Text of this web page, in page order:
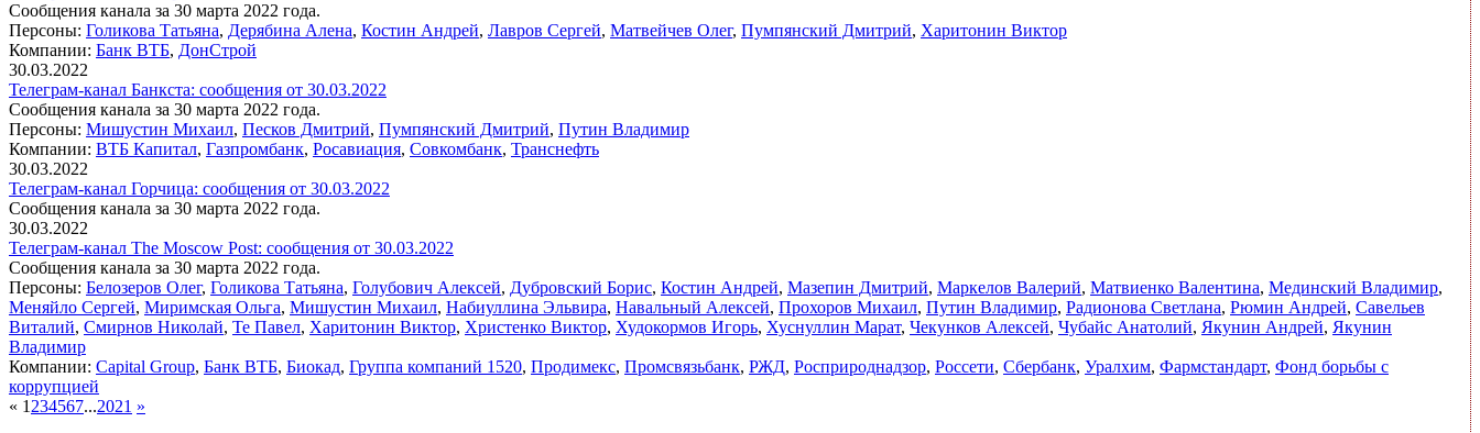
Сообщения канала за 30 марта 2022 года.
Персоны: Голикова Татьяна, Дерябина Алена, Костин Андрей, Лавров Сергей, Матвейчев Олег, Пумпянский Дмитрий, Харитонин Виктор
Компании: Банк ВТБ, ДонСтрой
30.03.2022
Телеграм-канал Банкста: сообщения от 30.03.2022
Сообщения канала за 30 марта 2022 года.
Персоны: Мишустин Михаил, Песков Дмитрий, Пумпянский Дмитрий, Путин Владимир
Компании: ВТБ Капитал, Газпромбанк, Росавиация, Совкомбанк, Транснефть
30.03.2022
Телеграм-канал Горчица: сообщения от 30.03.2022
Сообщения канала за 30 марта 2022 года.
30.03.2022
Телеграм-канал The Moscow Post: сообщения от 30.03.2022
Сообщения канала за 30 марта 2022 года.
Персоны: Белозеров Олег, Голикова Татьяна, Голубович Алексей, Дубровский Борис, Костин Андрей, Мазепин Дмитрий, Маркелов Валерий, Матвиенко Валентина, Мединский Владимир,
Меняйло Сергей, Миримская Ольга, Мишустин Михаил, Набиуллина Эльвира, Навальный Алексей, Прохоров Михаил, Путин Владимир, Радионова Светлана, Рюмин Андрей, Савельев
Виталий, Смирнов Николай, Те Павел, Харитонин Виктор, Христенко Виктор, Худокормов Игорь, Хуснуллин Марат, Чекунков Алексей, Чубайс Анатолий, Якунин Андрей, Якунин
Владимир
Компании: Capital Group, Банк ВТБ, Биокад, Группа компаний 1520, Продимекс, Промсвязьбанк, РЖД, Росприроднадзор, Россети, Сбербанк, Уралхим, Фармстандарт, Фонд борьбы с
коррупцией
« 1 234567...2021 »